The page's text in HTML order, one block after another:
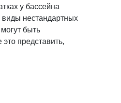
у бассейна
нестандартных
быть
представить,